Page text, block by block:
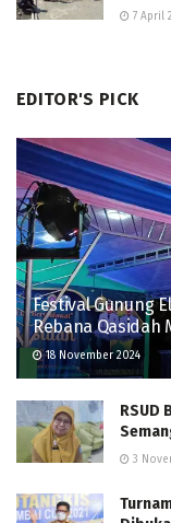
7 April
EDITOR'S PICK
Festival Gunung
Rebana Qasidah
18 November 2024
RSUD
3